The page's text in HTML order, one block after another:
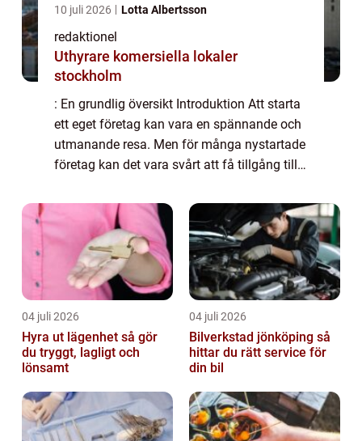
10 juli 2026 Lotta Albertsson
redaktionel
Uthyrare komersiella lokaler
stockholm
: En grundlig översikt Introduktion Att starta
ett eget företag kan vara en spännande och
utmanande resa. Men för många nystartade
företag kan det vara svårt att få tillgång till
igång. Här kommer företagslån för ...
04 juli 2026
Hyra ut lägenhet så gör
du tryggt, lagligt och
lönsamt
04 juli 2026
Bilverkstad jönköping så
hittar du rätt service för
din bil